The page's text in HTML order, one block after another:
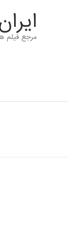
مرجع فیلم